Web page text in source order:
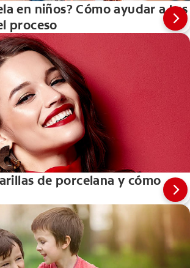
en niños? Cómo ayudar a tus
proceso
de porcelana y cómo